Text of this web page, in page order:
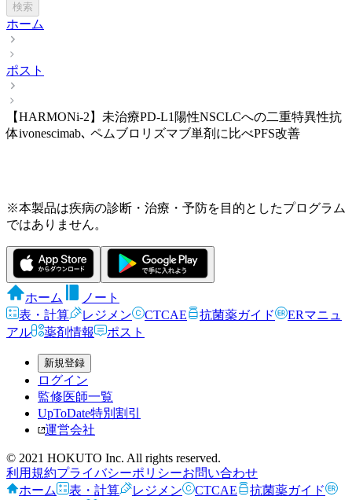
検索
ホーム
ポスト
【HARMONi-2】未治療PD-L1陽性NSCLCへの二重特異性抗
体ivonescimab､ ペムブロリズマブ単剤に比べPFS改善
※本製品は疾病の診断・治療・予防を目的としたプログラム
ではありません。
ホーム
ノート
表・計算
レジメン CTCAE 抗菌薬ガイド
ERマニュ
アル
薬剤情報 ポスト
新規登録
ログイン
監修医師一覧
UpToDate特別割引
運営会社
© 2021 HOKUTO Inc. All rights reserved.
利用規約プライバシーポリシーお問い合わせ
ホーム
表・計算 レジメン CTCAE
抗菌薬ガイド